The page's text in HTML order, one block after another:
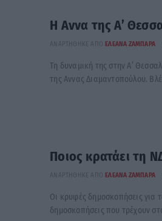
Η Αννα της Α’
ΑΝΑΡΤΉΘΗΚΕ ΑΠΌ ΕΛΕΆΝΑ ΖΑΜΠΆΡΑ
Τη δυναμική της στην Α’
της Αννας Διαμαντοπούλου.
Ποιος κρατάει τη
ΑΝΑΡΤΉΘΗΚΕ ΑΠΌ ΕΛΕΆΝΑ ΖΑΜΠΆΡΑ
Οι κρυφές δημοσκοπήσεις για
δημοσκοπήσεις που τρέχουν